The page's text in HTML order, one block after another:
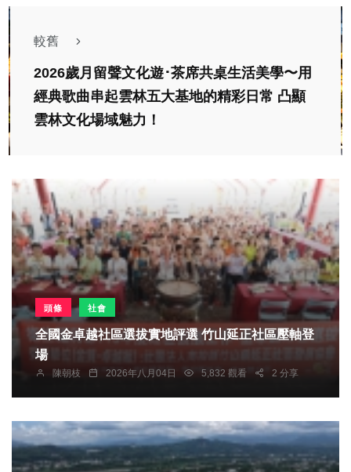
較舊
2026歲月留聲文化遊･茶席共桌生活美學〜用
經典歌曲串起雲林五大基地的精彩日常 凸顯
雲林文化場域魅力！
頭條 社會
全國金卓越社區選拔實地評選 竹山延正社區壓軸登
場
陳朝枝 2026年八月04日 5,832 觀看 2 分享